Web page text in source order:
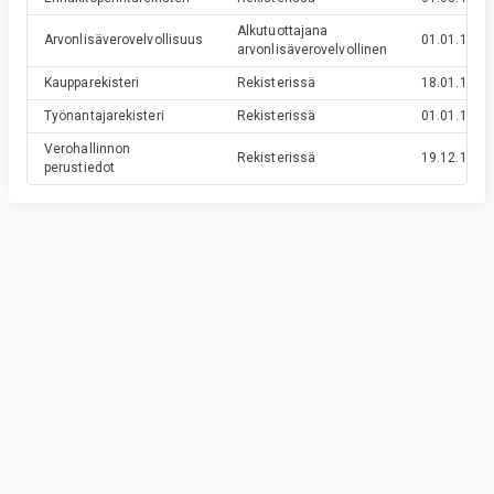
Arvonlisäverovelvollisuus
Alkutuottajana
arvonlisäverovelvollinen
01.01.1995
Kaupparekisteri Rekisterissä 18.01.1989
Työnantajarekisteri Rekisterissä 01.01.1984
Verohallinnon
perustiedot
Rekisterissä 19.12.1983